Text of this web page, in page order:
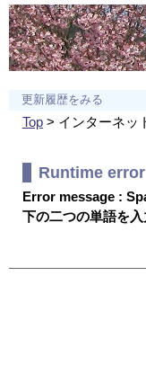
更新履歴をみる
Top> インターネッ
Runtime error
Error message :
下の二つの単語を入